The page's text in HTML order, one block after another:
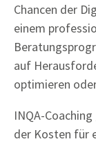
Chancen der
einem
auf
optimieren
INQA-
der Kosten für